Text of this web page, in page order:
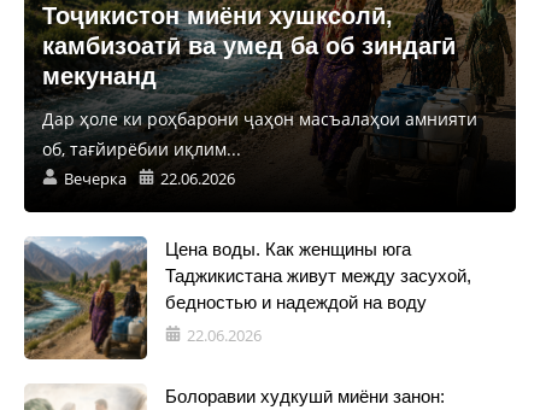
Тоҷикистон миёни хушксолӣ,
камбизоатӣ ва умед ба об зиндагӣ
мекунанд
Дар ҳоле ки роҳбарони ҷаҳон масъалаҳои амнияти
об, тағйирёбии иқлим...
Вечерка 22.06.2026
Цена воды. Как женщины юга
Таджикистана живут между засухой,
бедностью и надеждой на воду
22.06.2026
Болоравии худкушӣ миёни занон: